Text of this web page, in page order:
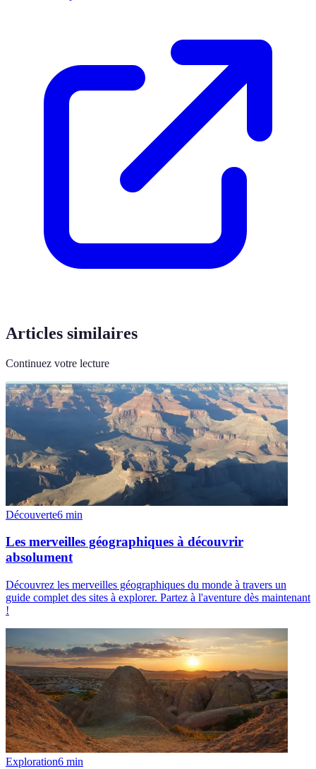
Articles similaires
Continuez votre lecture
Découverte6 min
Les merveilles géographiques à découvrir
absolument
Découvrez les merveilles géographiques du monde à travers un
guide complet des sites à explorer. Partez à l'aventure dès maintenant
!
Exploration6 min